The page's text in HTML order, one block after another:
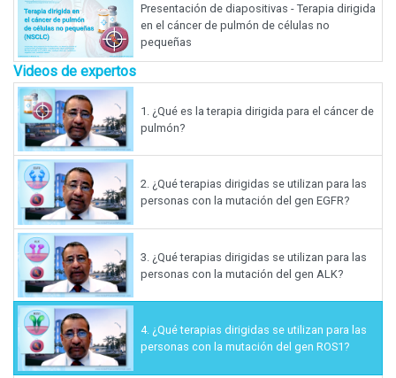
Presentación de diapositivas - Terapia dirigida
en el cáncer de pulmón de células no
pequeñas
Videos de expertos
1. ¿Qué es la terapia dirigida para el cáncer de
pulmón?
2.¿Qué terapias dirigidas se utilizan para las
personas con la mutación del gen EGFR?
3. ¿Qué terapias dirigidas se utilizan para las
personas con la mutación del gen ALK?
4.¿Qué terapias dirigidas se utilizan para las
personas con la mutación del gen ROS1?